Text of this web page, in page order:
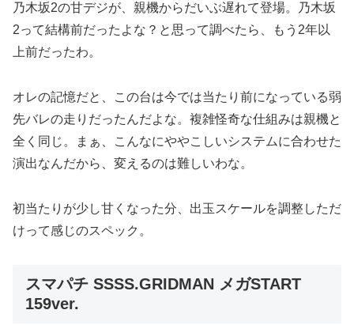
乃木坂2の甘デジが、親機からだいぶ遅れて登場。乃木坂
2って結構前だったよな？と思って調べたら、もう2年以
上前だったわ。
オレの記憶だと、この台は今では当たり前になっている弱
先バレの走りだったんだよな。複雑怪奇な仕組みは親機と
全く同じ。まぁ、こんなにややこしいシステムに合わせた
演出なんだから、変えるのは難しいわな。
初当たりが少し甘くなった分、出玉スケールを調整しただ
けって感じのスペック。
スマパチ SSSS.GRIDMAN メガSTART
159ver.